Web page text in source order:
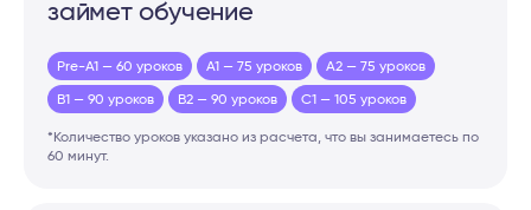
займет обучение
Pre-A1 — 60 уроков A1 — 75 уроков A2 — 75 уроков
B1 — 90 уроков B2 — 90 уроков C1 — 105 уроков
*Количество уроков указано из расчета, что вы занимаетесь по
60 минут.